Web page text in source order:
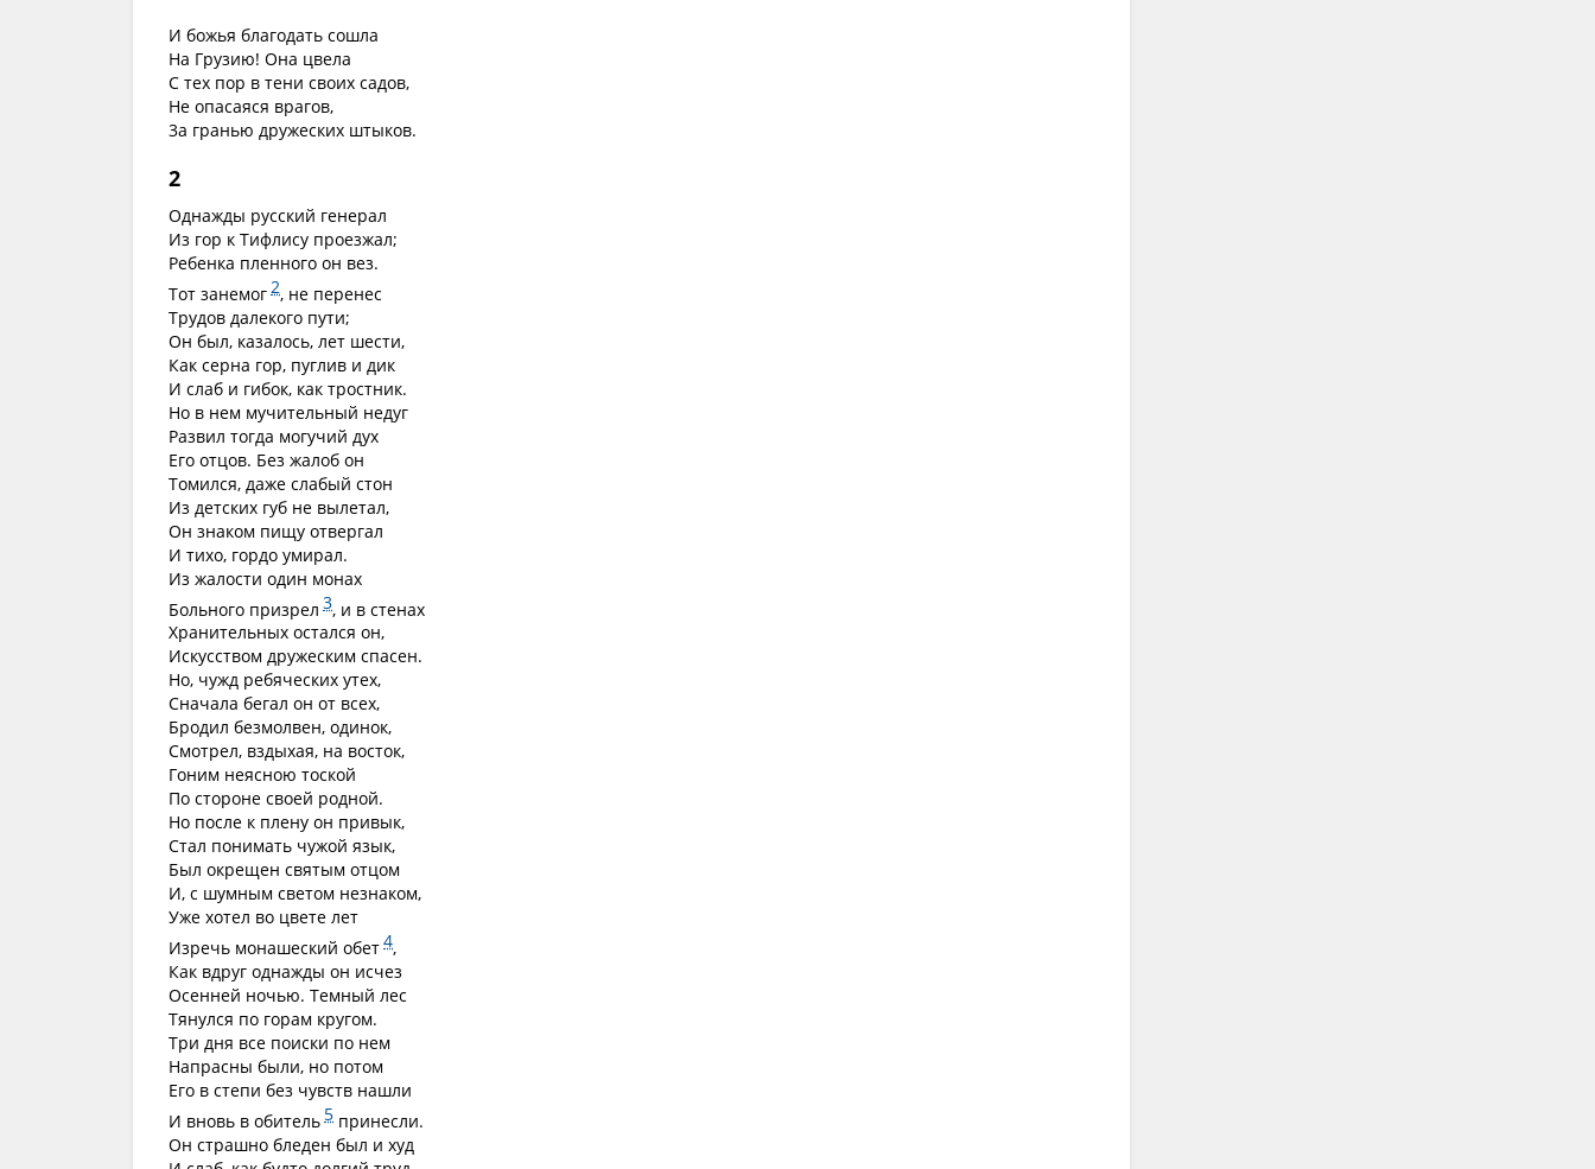
И божья благодать сошла
На Грузию! Она цвела
С тех пор в тени своих садов,
Не опасаяся врагов,
3а гранью дружеских штыков.
2
Однажды русский генерал
Из гор к Тифлису проезжал;
Ребенка пленного он вез.
Тот занемог2, не перенес
Трудов далекого пути;
Он был, казалось, лет шести,
Как серна гор, пуглив и дик
И слаб и гибок, как тростник.
Но в нем мучительный недуг
Развил тогда могучий дух
Его отцов. Без жалоб он
Томился, даже слабый стон
Из детских губ не вылетал,
Он знаком пищу отвергал
И тихо, гордо умирал.
Из жалости один монах
Больного призрел 3, и в стенах
Хранительных остался он,
Искусством дружеским спасен.
Но, чужд ребяческих утех,
Сначала бегал он от всех,
Бродил безмолвен, одинок,
Смотрел, вздыхая, на восток,
Гоним неясною тоской
По стороне своей родной.
Но после к плену он привык,
Стал понимать чужой язык,
Был окрещен святым отцом
И, с шумным светом незнаком,
Уже хотел во цвете лет
Изречь монашеский обет4,
Как вдруг однажды он исчез
Осенней ночью. Темный лес
Тянулся по горам кругом.
Три дня все поиски по нем
Напрасны были, но потом
Его в степи без чувств нашли
И вновь в обитель 5 принесли.
Он страшно бледен был и худ